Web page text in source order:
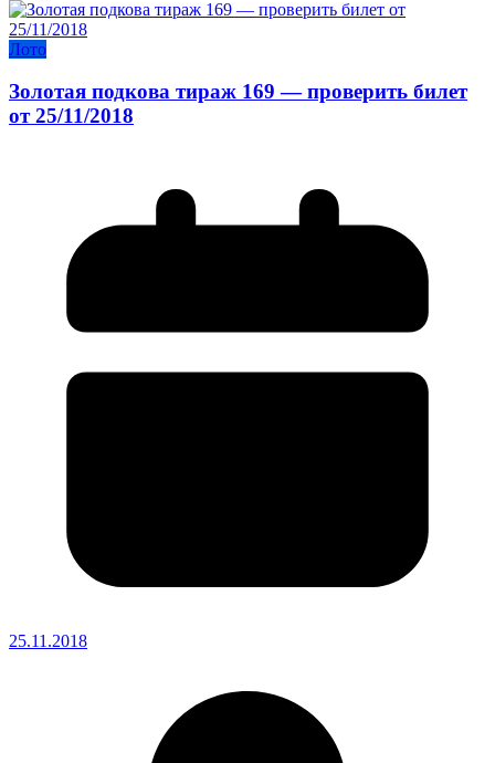
Лото
Золотая подкова тираж 169 — проверить билет
от 25/11/2018
25.11.2018